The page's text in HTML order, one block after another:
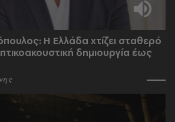
Η Ελλάδα χτίζει σταθερό
δημιουργία έως